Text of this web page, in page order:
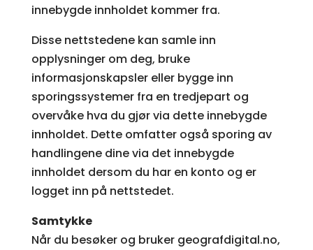
innebygde innholdet kommer fra.
Disse nettstedene kan samle inn
opplysninger om deg, bruke
informasjonskapsler eller bygge inn
sporingssystemer fra en tredjepart og
overvåke hva du gjør via dette innebygde
innholdet. Dette omfatter også sporing av
handlingene dine via det innebygde
innholdet dersom du har en konto og er
logget inn på nettstedet.
Samtykke
Når du besøker og bruker geografdigital.no,